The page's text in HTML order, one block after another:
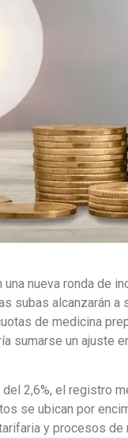
una nueva ronda de
subas alcanzarán
de medicina
sumarse un ajuste
2,6%, el registro
se ubican por
y procesos